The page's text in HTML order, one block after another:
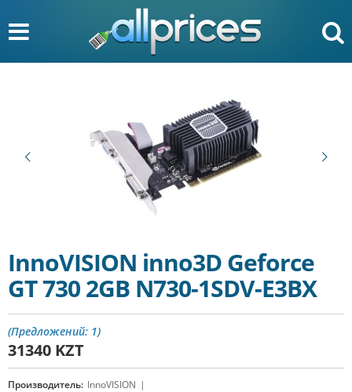
InnoVISION inno3D Geforce
GT 730 2GB N730-1SDV-E3BX
(Предложений: 1)
31340 KZT
Производитель: InnoVISION